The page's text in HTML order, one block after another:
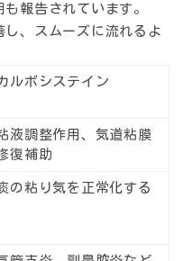
報告されています。
、スムーズに流れるよ
ルボシステイン
液調整作用、気道粘膜
復補助
の粘り気を正常化する